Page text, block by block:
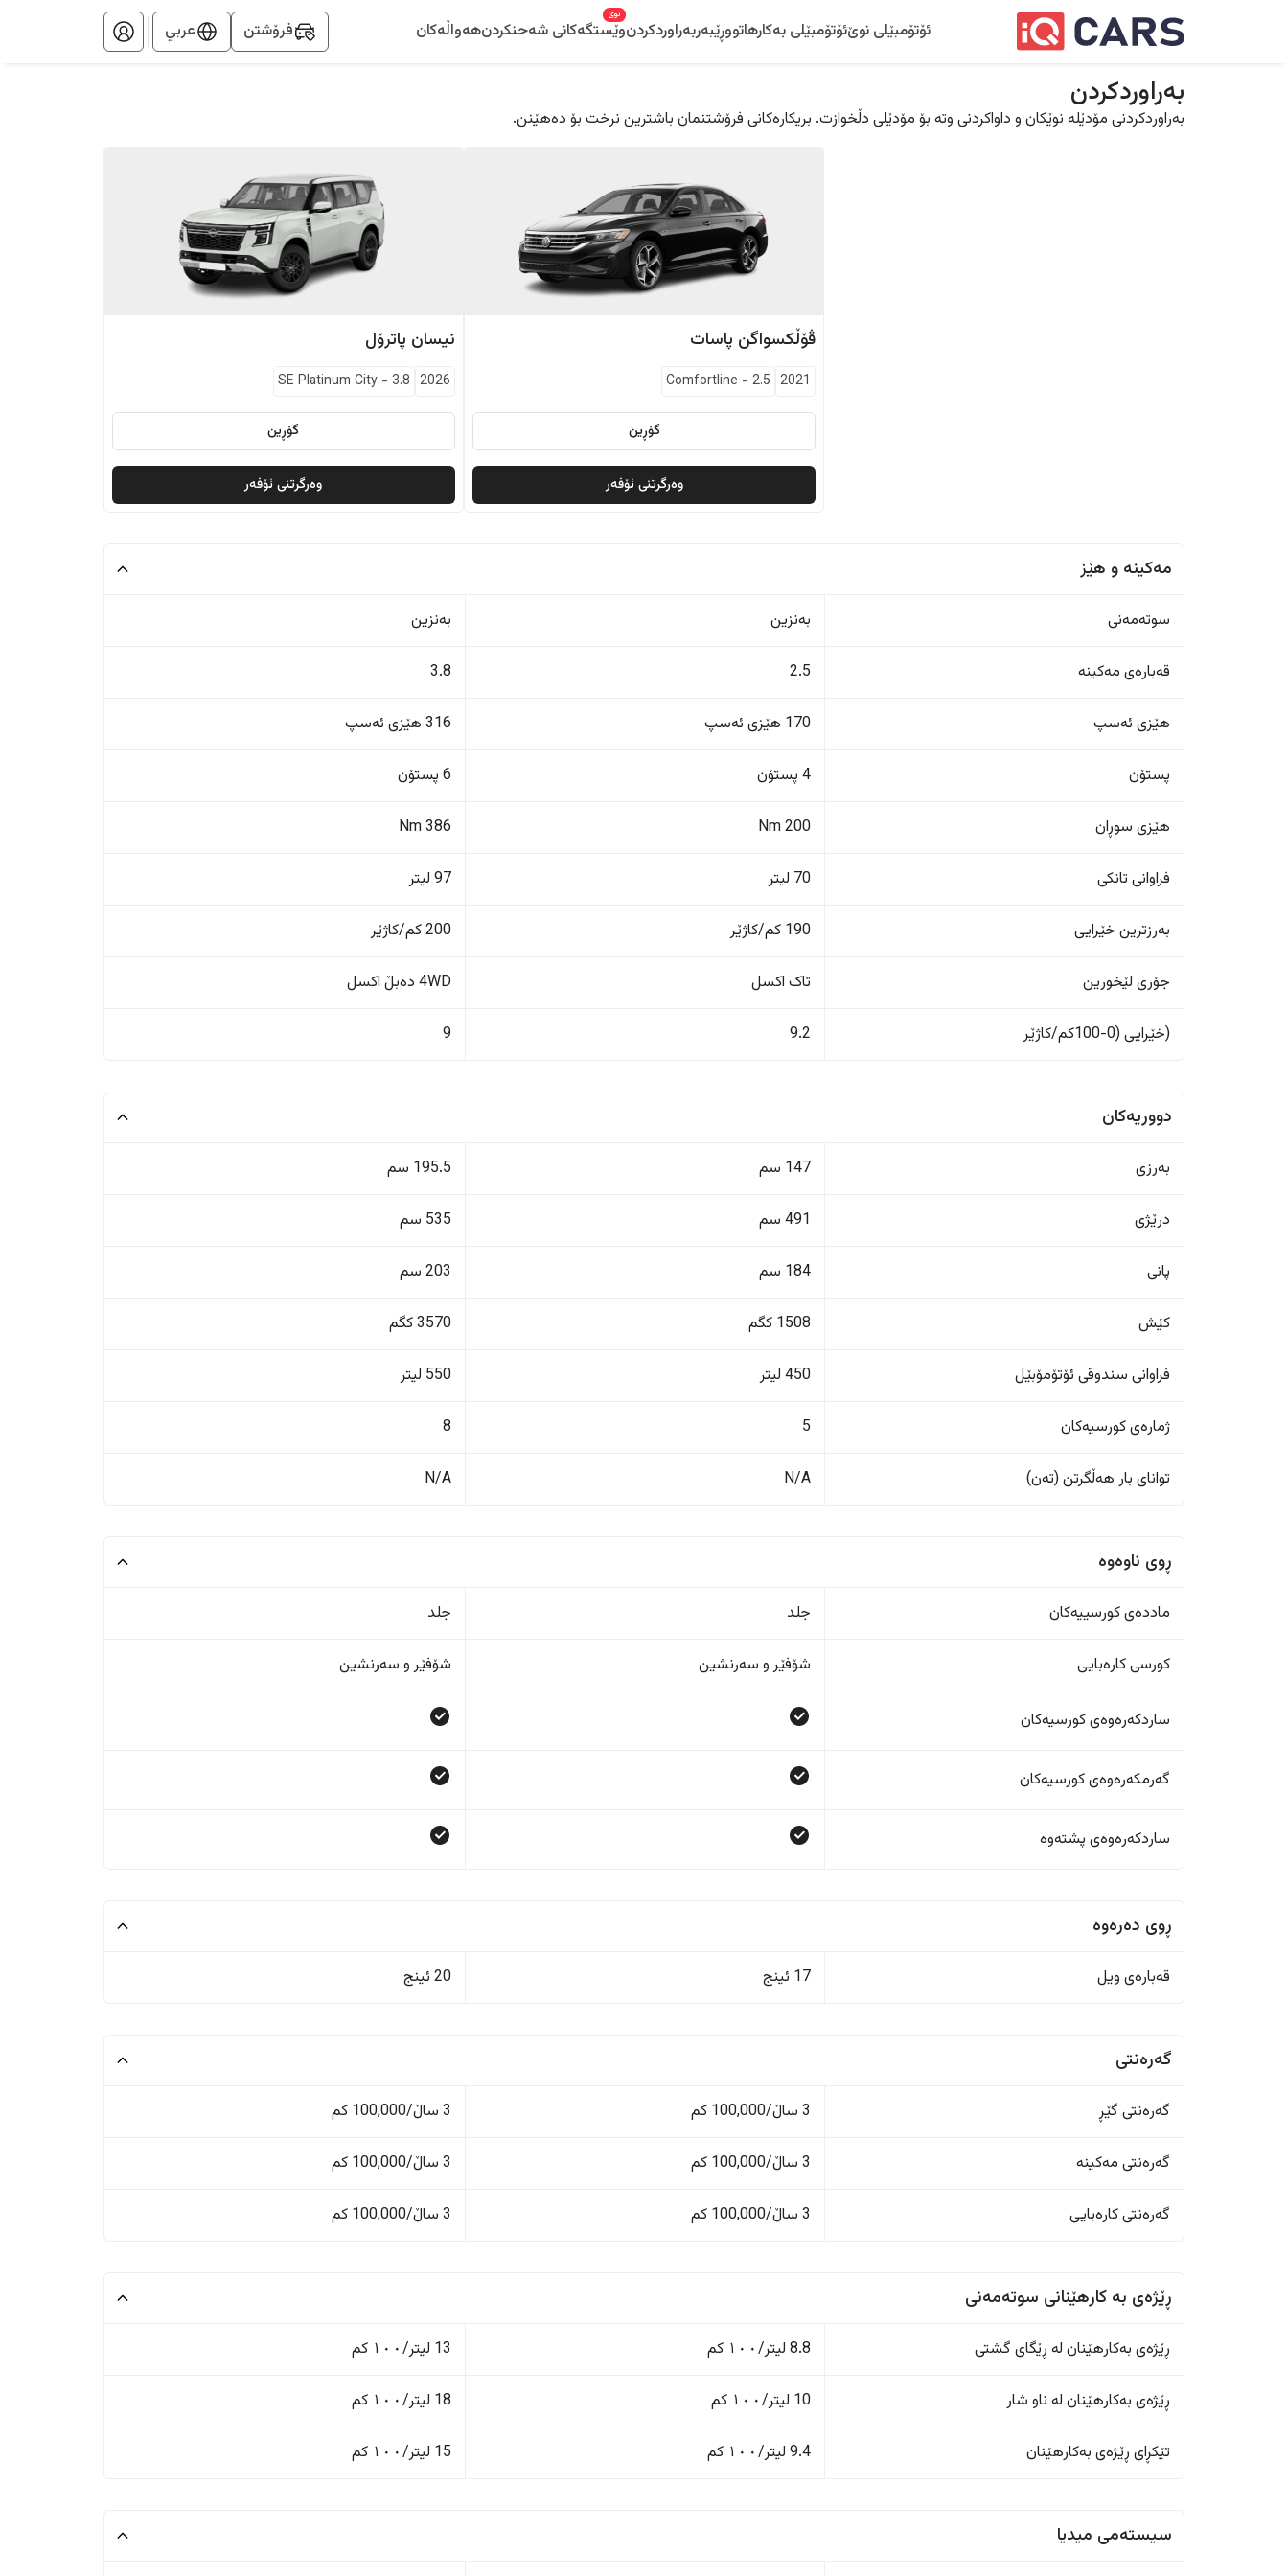
ئۆتۆمبێلی نوێئۆتۆمبێلی بەکارهاتووڕێبەربەراوردکردنوێستگەکانی شەحنکردن
نوێ
هەواڵەکان فرۆشتن عربي
بەراوردکردن
بەراوردکردنی مۆدێلە نوێکان و داواکردنی وتە بۆ مۆدێلی دڵخوازت. بریکارەکانی فرۆشتنمان باشترین نرخت بۆ دەهێنن.
ڤۆڵکسواگن پاسات
2021
Comfortline - 2.5
گۆڕین
وەرگرتنی ئۆفەر
نیسان پاترۆل
2026
SE Platinum City- 3.8
گۆڕین
وەرگرتنی ئۆفەر
مەکینە و هێز
سوتەمەنی بەنزین بەنزین
قەبارەی مەکینە 2.5
3.8
هێزی ئەسپ 170 هێزی ئەسپ 316 هێزی ئەسپ
پستۆن 4 پستۆن 6 پستۆن
هێزی سوڕان 200 Nm
386 Nm
فراوانی تانکی 70 لیتر 97 لیتر
بەرزترین خێرایی 190 کم/کاژێر 200 کم/کاژێر
جۆری لێخورین تاک اکسل 4WD دەبڵ اکسل
(خێرایی (0-100کم/کاژێر 9.2
9
دووریەکان
بەرزی 147 سم 195.5 سم
درێژی 491 سم 535 سم
پانی 184 سم 203 سم
کێش 1508 کگم 3570 کگم
فراوانی سندوقی ئۆتۆمۆبێل 450 لیتر 550 لیتر
ژمارەی کورسیەکان 5
8
تواناى بار هەڵگرتن (تەن) N/A
N/A
ڕوی ناوەوە
ماددەی کورسییەکان جلد جلد
کورسی کارەبایی شۆفێر و سەرنشین شۆفێر و سەرنشین
ساردکەرەوەی کورسیەکان
گەرمکەرەوەی کورسیەکان
ساردکەرەوەی پشتەوە
ڕوی دەرەوە
قەبارەی ویل 17 ئینج 20 ئینج
گەرەنتی
گەرەنتی گێڕ 3 ساڵ/100,000 کم 3 ساڵ/100,000 کم
گەرەنتی مەکینە 3 ساڵ/100,000 کم 3 ساڵ/100,000 کم
گەرەنتی کارەبایی 3 ساڵ/100,000 کم 3 ساڵ/100,000 کم
ڕێژەى به کارهێنانی سوتەمەنی
ڕێژەى بەکارهێنان له ڕێگای گشتی 8.8 لیتر/١٠٠ کم 13 لیتر/١٠٠ کم
ڕێژەى بەکارهێنان له ناو شار 10 لیتر/١٠٠ کم 18 لیتر/١٠٠ کم
تێکڕای ڕێژەى بەکارهێنان 9.4 لیتر/١٠٠ کم 15 لیتر/١٠٠ کم
سیستەمی میدیا